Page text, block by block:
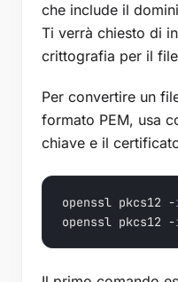
che include il
Ti verrà chiesto di
crittografia per il file
Per convertire un
formato PEM, usa
chiave e il
openssl pkcs12 -
openssl pkcs12 -